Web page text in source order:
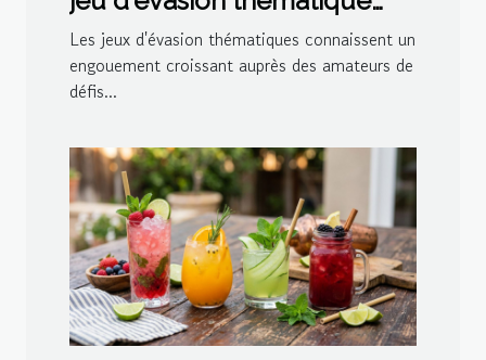
pour votre prochaine sortie
?
Les jeux d'évasion thématiques connaissent un
engouement croissant auprès des amateurs de
défis...